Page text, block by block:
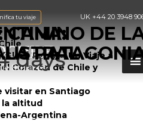
tu viaje UK +44 20 3948
days
CAMINO DE
Travel»: Un Viaje a
Corazón de Chile y
visitar en Santiago
la altitud
Argentina